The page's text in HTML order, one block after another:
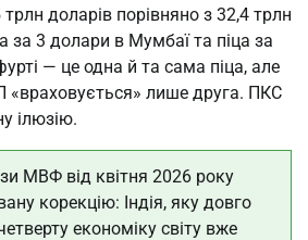
доларів порівняно з 32,4 трлн
за 3 долари в Мумбаї та піца за
— це одна й та сама піца, але
«враховується» лише друга. ПКС
ілюзію.
МВФ від квітня 2026 року
корекцію: Індія, яку довго
економіку світу вже